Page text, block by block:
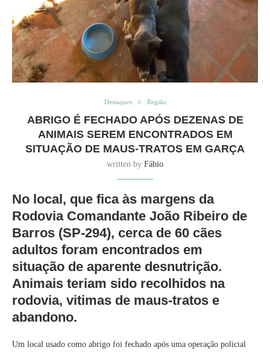
Destaques Região
ABRIGO É FECHADO APÓS DEZENAS DE
ANIMAIS SEREM ENCONTRADOS EM
SITUAÇÃO DE MAUS-TRATOS EM GARÇA
written by Fábio
No local, que fica às margens da
Rodovia Comandante João Ribeiro de
Barros (SP-294), cerca de 60 cães
adultos foram encontrados em
situação de aparente desnutrição.
Animais teriam sido recolhidos na
rodovia, vitimas de maus-tratos e
abandono.
Um local usado como abrigo foi fechado após uma operação policial